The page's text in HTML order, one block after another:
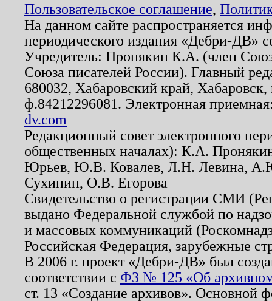
Пользовательское соглашение,
На данном сайте распространяется
периодического издания «Дебри-ДВ»
Учредитель: Пронякин К.А. (член
Союза писателей России). Главный
680032, Хабаровский край,
ф.84212296081. Электронная
dv.com
Редакционный совет электронного
общественных началах): К.А.
Юрьев, Ю.В. Ковалев, Л.Н. Левина,
Сухинин, О.В. Егорова
Свидетельство о регистрации СМИ
выдано Федеральной службой по
и массовых коммуникаций
Российская Федерация, зарубежные
В 2006 г. проект «Дебри-ДВ» был
соответствии с ФЗ № 125 «Об
ст. 13 «Создание архивов». Основной